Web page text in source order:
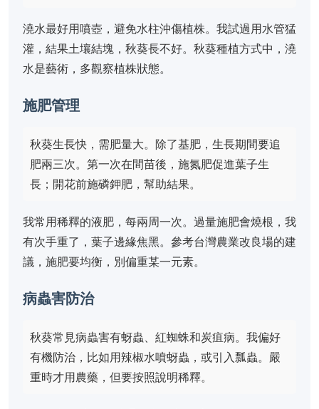
澆水最好用噴壺，避免水柱沖傷植株。我試過用水管猛
灌，結果土壤結塊，秋葵長不好。秋葵種植方式中，澆
水是藝術，多觀察植株狀態。
施肥管理
秋葵生長快，需肥量大。除了基肥，生長期間要追
肥兩三次。第一次在間苗後，施氮肥促進葉子生
長；開花前施磷鉀肥，幫助結果。
我常用稀釋的液肥，每兩周一次。過量施肥會燒根，我
有次手重了，葉子邊緣焦黑。參考台灣農業改良場的建
議，施肥要均衡，別偏重某一元素。
病蟲害防治
秋葵常見病蟲害有蚜蟲、紅蜘蛛和炭疽病。我偏好
有機防治，比如用辣椒水噴蚜蟲，或引入瓢蟲。嚴
重時才用農藥，但要按照說明稀釋。